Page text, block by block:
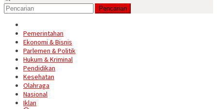
Pencarian
Pemerintahan
Ekonomi & Bisnis
Parlemen & Politik
Hukum & Kriminal
Pendidikan
Kesehatan
Olahraga
Nasional
Iklan